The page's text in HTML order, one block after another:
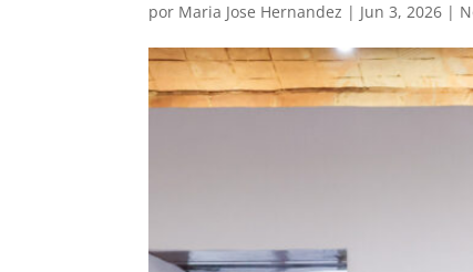
por Maria Jose Hernandez | Jun 3, 2026 |